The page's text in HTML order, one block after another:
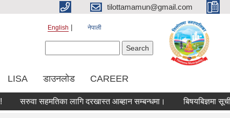
tilottamamun@gmail.com
English नेपाली
LISA डाउनलोड CAREER
सरुवा सहमतिका लागि दरखास्त आब्हान सम्बन्धमा। बिषयबिज्ञमा सूचीकरण